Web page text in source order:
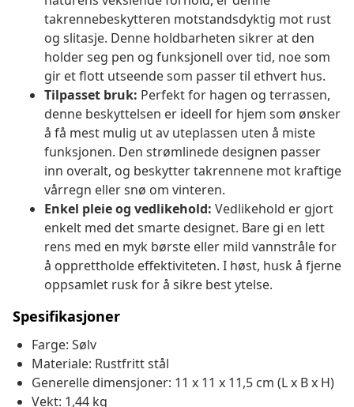
takrennebeskytteren motstandsdyktig mot rust
og slitasje. Denne holdbarheten sikrer at den
holder seg pen og funksjonell over tid, noe som
gir et flott utseende som passer til ethvert hus.
Tilpasset bruk: Perfekt for hagen og terrassen,
denne beskyttelsen er ideell for hjem som ønsker
å få mest mulig ut av uteplassen uten å miste
funksjonen. Den strømlinede designen passer
inn overalt, og beskytter takrennene mot kraftige
vårregn eller snø om vinteren.
Enkel pleie og vedlikehold: Vedlikehold er gjort
enkelt med det smarte designet. Bare gi en lett
rens med en myk børste eller mild vannstråle for
å opprettholde effektiviteten. I høst, husk å fjerne
oppsamlet rusk for å sikre best ytelse.
Spesifikasjoner
Farge: Sølv
Materiale: Rustfritt stål
Generelle dimensjoner: 11 x 11 x 11,5 cm (L x B x H)
Vekt: 1,44 kg